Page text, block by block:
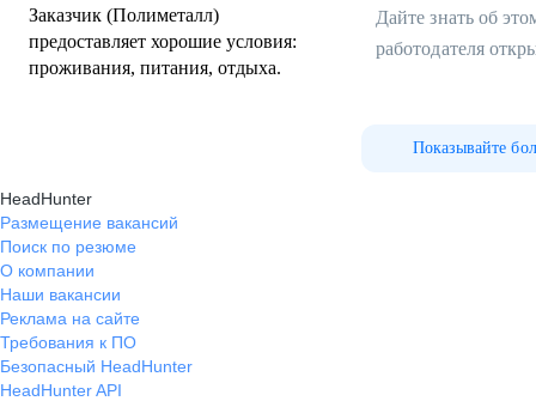
Заказчик (Полиметалл)
предоставляет хорошие условия:
проживания, питания, отдыха.
Дайте знать об
работодателя
Показывайте
HeadHunter
Размещение вакансий
Поиск по резюме
О компании
Наши вакансии
Реклама на сайте
Требования к ПО
Безопасный HeadHunter
HeadHunter API